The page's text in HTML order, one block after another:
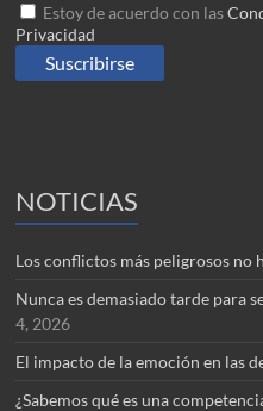
Estoy de acuerdo con las
Privacidad
NOTICIAS
Los conflictos más peligrosos no
Nunca es demasiado tarde para
4, 2026
El impacto de la emoción en las
¿Sabemos qué es una